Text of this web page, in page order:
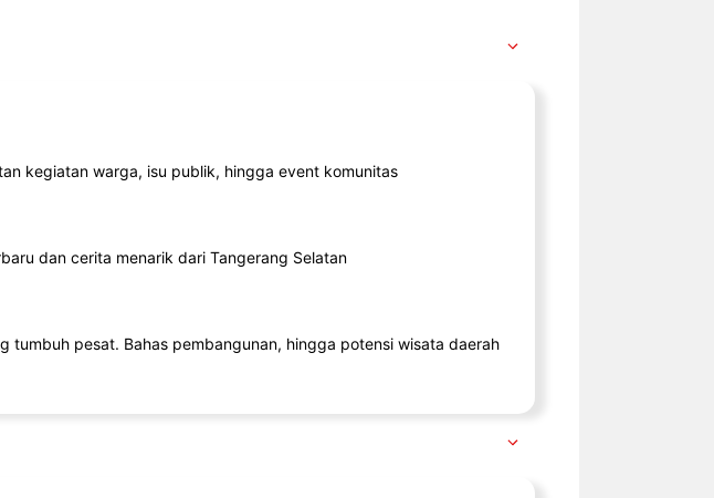
kegiatan warga, isu publik, hingga event komunitas
dan cerita menarik dari Tangerang Selatan
tumbuh pesat. Bahas pembangunan, hingga potensi wisata daerah